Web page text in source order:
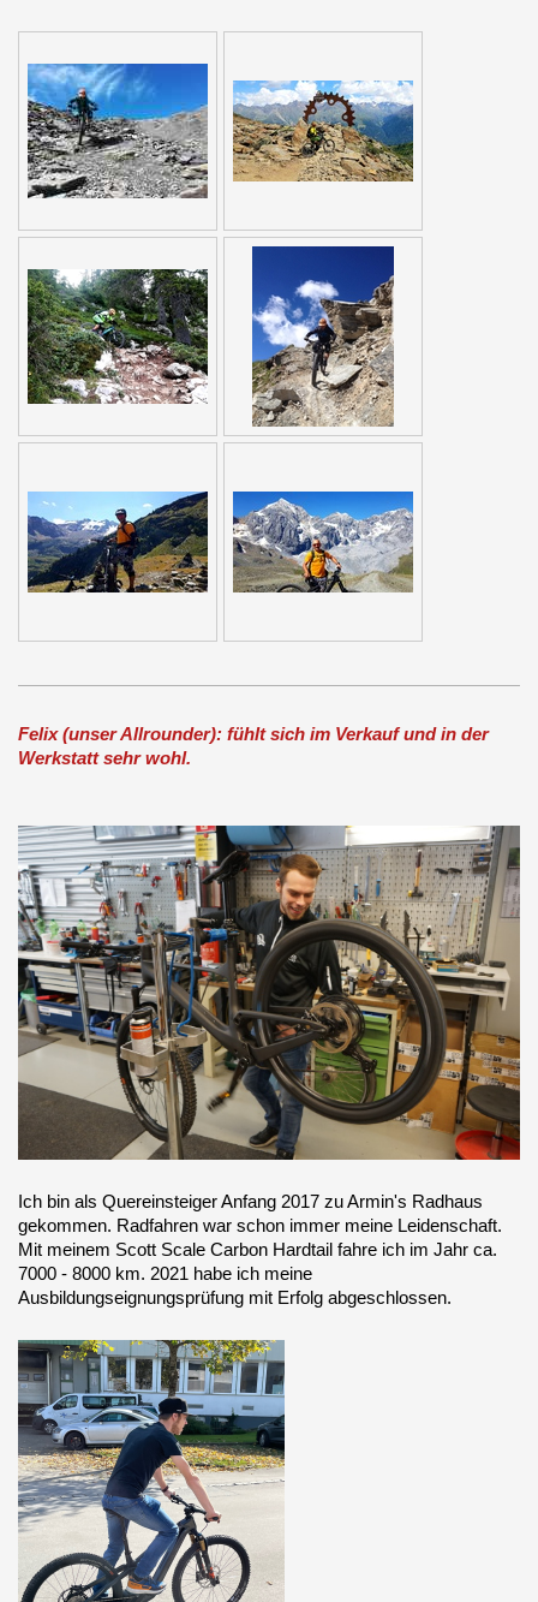
Felix (unser Allrounder): fühlt sich im Verkauf und in der
Werkstatt sehr wohl.
Ich bin als Quereinsteiger Anfang 2017 zu Armin's Radhaus
gekommen. Radfahren war schon immer meine Leidenschaft.
Mit meinem Scott Scale Carbon Hardtail fahre ich im Jahr ca.
7000 - 8000 km. 2021 habe ich meine
Ausbildungseignungsprüfung mit Erfolg abgeschlossen.